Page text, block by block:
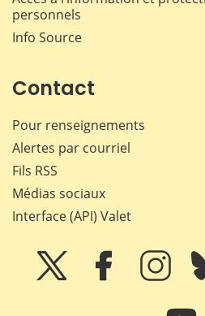
personnels
Info Source
Contact
Pour renseignements
Alertes par courriel
Fils RSS
Médias sociaux
Interface (API) Valet